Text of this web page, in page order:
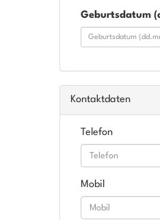
Geburtsdatum
Kontaktdaten
Telefon
Mobil